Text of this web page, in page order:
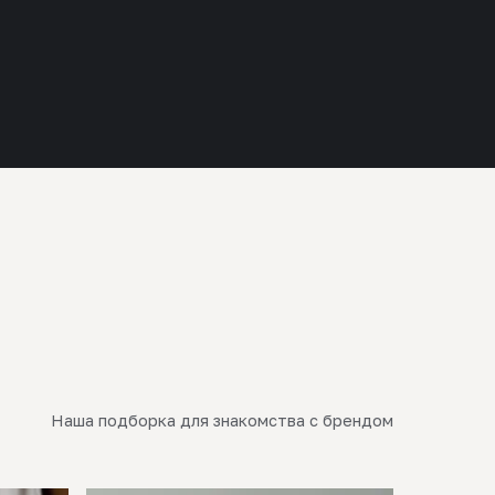
Наша подборка для знакомства с брендом